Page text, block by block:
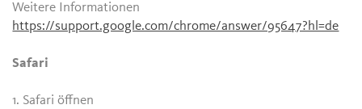
Weitere Informationen
https://support.google.com/chrome/answer/95647?hl=de
Safari
1. Safari öffnen